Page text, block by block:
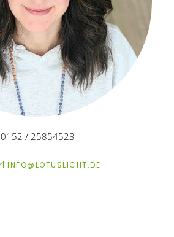
0152 / 25854523
INFO@LOTUSLICHT.DE